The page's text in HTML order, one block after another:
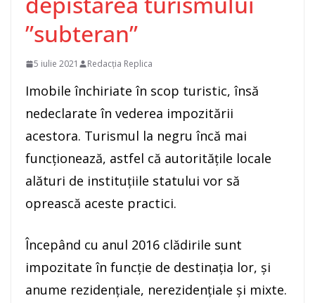
”subteran”
5 iulie 2021 Redacția Replica
Imobile închiriate în scop turistic, însă
nedeclarate în vederea impozitării
acestora. Turismul la negru încă mai
funcționează, astfel că autoritățile locale
alături de instituțiile statului vor să
oprească aceste practici.
Începând cu anul 2016 clădirile sunt
impozitate în funcție de destinația lor, și
anume rezidențiale, nerezidențiale și mixte.